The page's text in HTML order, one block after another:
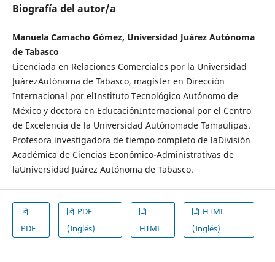
Biografía del autor/a
Manuela Camacho Gómez, Universidad Juárez Autónoma
de Tabasco
Licenciada en Relaciones Comerciales por la Universidad
JuárezAutónoma de Tabasco, magíster en Dirección
Internacional por elInstituto Tecnológico Autónomo de
México y doctora en EducaciónInternacional por el Centro
de Excelencia de la Universidad Autónomade Tamaulipas.
Profesora investigadora de tiempo completo de laDivisión
Académica de Ciencias Económico-Administrativas de
laUniversidad Juárez Autónoma de Tabasco.
PDF
PDF
(Inglés)
HTML
HTML
(Inglés)